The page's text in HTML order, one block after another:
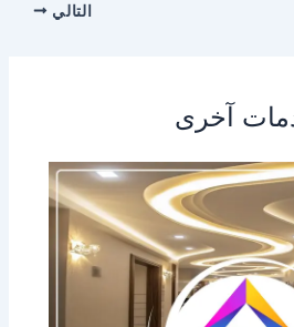
التالي
آخرى